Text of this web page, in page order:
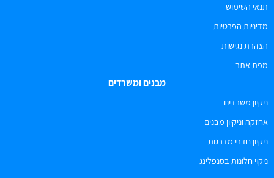
תנאי השימוש
מדיניות הפרטיות
הצהרת נגישות
מפת אתר
מבנים ומשרדים
ניקיון משרדים
אחזקה וניקיון מבנים
ניקיון חדרי מדרגות
ניקוי חלונות בסנפלינג